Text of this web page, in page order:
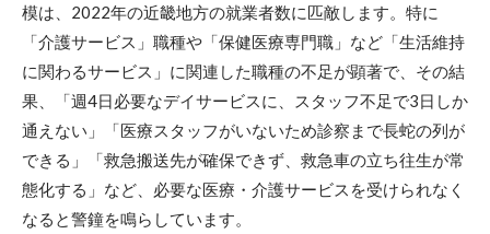
模は、2022年の近畿地方の就業者数に匹敵します。特に
「介護サービス」職種や「保健医療専門職」など「生活維持
に関わるサービス」に関連した職種の不足が顕著で、その結
果、「週4日必要なデイサービスに、スタッフ不足で3日しか
通えない」「医療スタッフがいないため診察まで長蛇の列が
できる」「救急搬送先が確保できず、救急車の立ち往生が常
態化する」など、必要な医療・介護サービスを受けられなく
なると警鐘を鳴らしています。